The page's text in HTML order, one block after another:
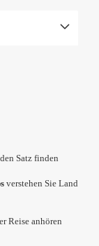
Satz finden
verstehen Sie Land
Reise anhören